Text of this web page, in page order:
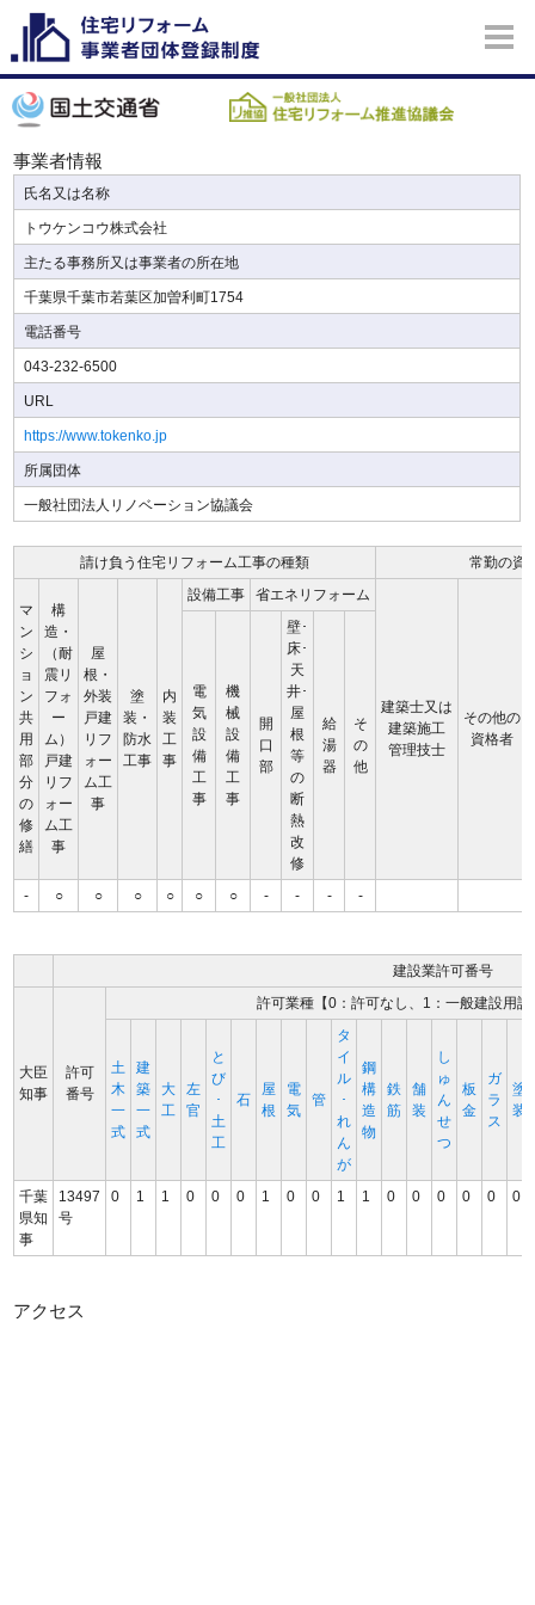
事業者情報
氏名又は名称
トウケンコウ株式会社
主たる事務所又は事業者の所在地
千葉県千葉市若葉区加曽利町1754
電話番号
043-232-6500
URL
https://www.tokenko.jp
所属団体
一般社団法人リノベーション協議会
請け負う住宅リフォーム工事の種類 常勤の資
マ
ン
シ
ョ
ン
共
用
部
分
の
修
繕
構
造・
（耐
震リ
フォ
ー
ム）
戸建
リフ
ォー
ム工
事
屋
根・
外装
戸建
リフ
ォー
ム工
事
塗
装・
防水
工事
内
装
工
事
設備工事 省エネリフォーム
建築士又は
建築施工
管理技士
その他の
資格者
電
気
設
備
工
事
機
械
設
備
工
事
開
口
部
壁･
床･
天
井･
屋
根
等
の
断
熱
改
修
給
湯
器
そ
の
他
- ○ ○ ○ ○ ○ ○ - - - -
建設業許可番号
大臣
知事
許可
番号
許可業種【0：許可なし、1：一般建設用
土
木
一
式
建
築
一
式
大
工
左
官
と
び
･
土
工
石
屋
根
電
気
管
タ
イ
ル
･
れ
ん
が
鋼
構
造
物
鉄
筋
舗
装
し
ゅ
ん
せ
つ
板
金
ガ
ラ
ス
塗
装
千葉
県知
事
13497
号
0 1 1 0 0 0 1 0 0 1 1 0 0 0 0 0 0
アクセス